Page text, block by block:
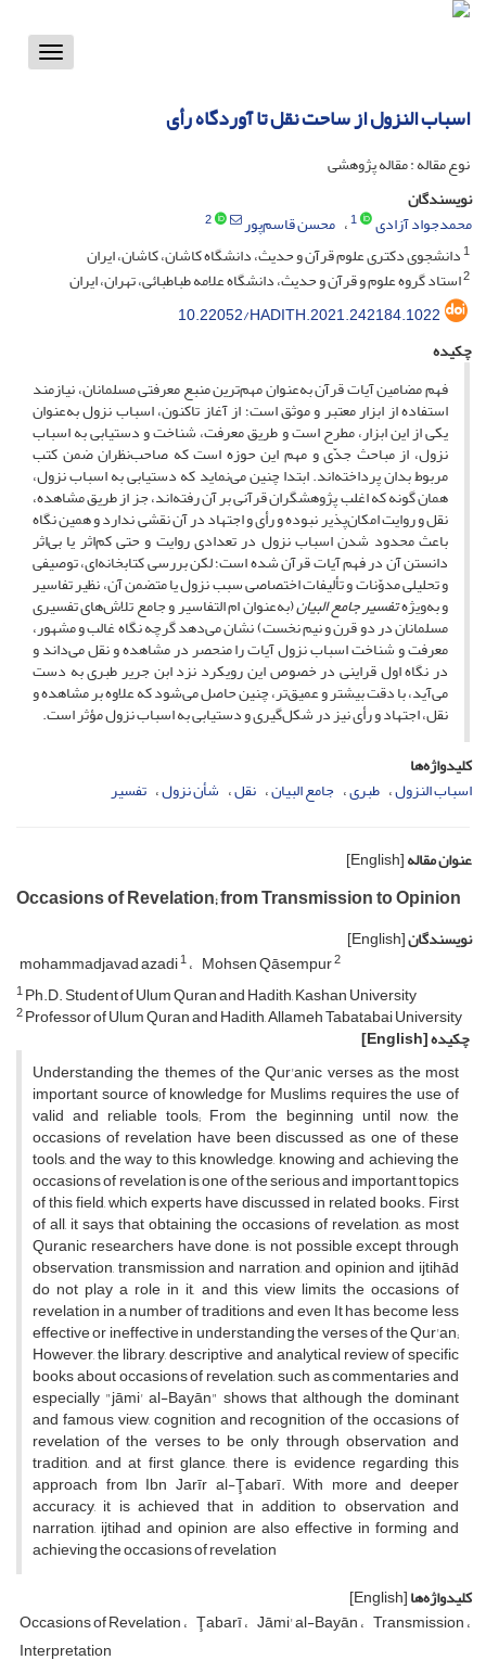
Toggle
اسباب النزول از ساحت نقل تا آوردگاه رأی
نوع مقاله : مقاله پژوهشی
نویسندگان
محمدجواد آزادی
1 محسن قاسم‌پور
2
1دانشجوی دکتری علوم قرآن و حدیث، دانشگاه کاشان، کاشان، ایران
2استاد گروه علوم و قرآن و حدیث، دانشگاه علامه طباطبائی، تهران، ایران
10.22052/HADITH.2021.242184.1022
چکیده
فهم مضامین آیات قرآن به‌عنوان مهم‌ترین منبع معرفتی مسلمانان، نیازمند
استفاده از ابزار معتبر و موثق است؛ از آغاز تاکنون، اسباب نزول به‌عنوان
یکی از این ابزار، مطرح است و طریق معرفت، شناخت و دستیابی به اسباب
نزول، از مباحث جدّی و مهم این حوزه است که صاحب‌نظران ضمن کتب
مربوط بدان پرداخته‌اند. ابتدا چنین می‌نماید که دستیابی به اسباب نزول،
همان گونه که اغلب پژوهشگران قرآنی بر آن رفته‌اند، جز از طریق مشاهده،
نقل و روایت امکان‌پذیر نبوده و رأی و اجتهاد در آن نقشی ندارد و همین نگاه
باعث محدود شدن اسباب نزول در تعدادی روایت و حتی کم‌اثر یا بی‌اثر
دانستن آن در فهم آیات قرآن شده است؛ لکن بررسی کتابخانه‌ای، توصیفی
و تحلیلی مدوّنات و تألیفات اختصاصی سبب نزول یا متضمن آن، نظیر تفاسیر
و به‌ویژهتفسیرجامعالبیان(به‌عنوان ام التفاسیر و جامع تلاش‌های تفسیری
مسلمانان در دو قرن و نیم نخست) نشان می‌دهد گرچه نگاه غالب و مشهور،
معرفت و شناخت اسباب نزول آیات را منحصر در مشاهده و نقل می‌داند و
در نگاه اول قراینی در خصوص این رویکرد نزد ابن جریر طبری به دست
می‌آید، با دقت بیشتر و عمیق‌تر، چنین حاصل می‌شود که علاوه بر مشاهده و
نقل، اجتهاد و رأی نیز در شکل‌گیری و دستیابی به اسباب نزول مؤثر است.
کلیدواژه‌ها
اسباب النزول طبری جامع البیان نقل شأن نزول تفسیر
عنوان مقاله[English]
Occasions of Revelation; from Transmission to Opinion
نویسندگان[English]
mohammadjavad azadi1 Mohsen Qāsempur2
1Ph.D. Student of Ulum Quran and Hadith, Kashan University
2Professor of Ulum Quran and Hadith, Allameh Tabatabai University
چکیده[English]
Understanding the themes of the Qur'anic verses as the most
important source of knowledge for Muslims requires the use of
valid and reliable tools; From the beginning until now, the
occasions of revelation have been discussed as one of these
tools, and the way to this knowledge, knowing and achieving the
occasions of revelation is one of the serious and important topics
of this field, which experts have discussed in related books. First
of all, it says that obtaining the occasions of revelation, as most
Quranic researchers have done, is not possible except through
observation, transmission and narration, and opinion and ijtihād
do not play a role in it, and this view limits the occasions of
revelation in a number of traditions and even It has become less
effective or ineffective in understanding the verses of the Qur'an;
However, the library, descriptive and analytical review of specific
books about occasions of revelation, such as commentaries and
especially "jāmi' al-Bayān" shows that although the dominant
and famous view, cognition and recognition of the occasions of
revelation of the verses to be only through observation and
tradition, and at first glance, there is evidence regarding this
approach from Ibn Jarīr al-Ţabarī. With more and deeper
accuracy, it is achieved that in addition to observation and
narration, ijtihad and opinion are also effective in forming and
achieving the occasions of revelation
کلیدواژه‌ها[English]
Occasions of Revelation Ţabarī Jāmi' al-Bayān Transmission
Interpretation